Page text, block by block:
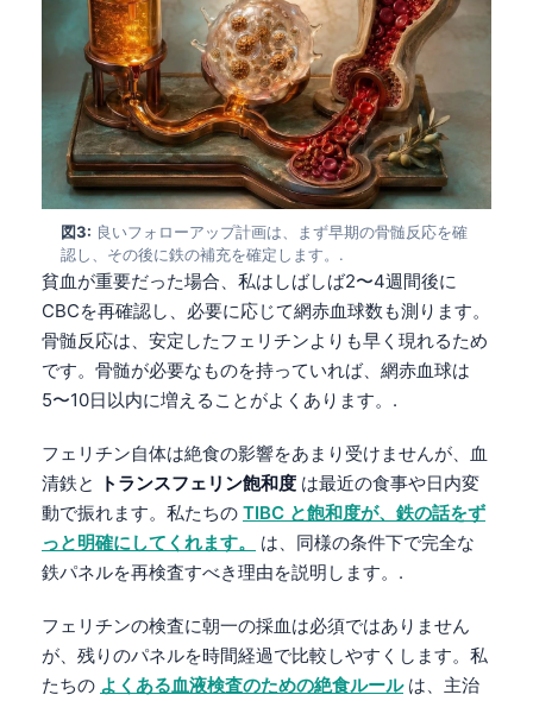
図3: 良いフォローアップ計画は、まず早期の骨髄反応を確
認し、その後に鉄の補充を確定します。.
貧血が重要だった場合、私はしばしば2〜4週間後に
CBCを再確認し、必要に応じて網赤血球数も測ります。
骨髄反応は、安定したフェリチンよりも早く現れるため
です。骨髄が必要なものを持っていれば、網赤血球は
5〜10日以内に増えることがよくあります。.
フェリチン自体は絶食の影響をあまり受けませんが、血
清鉄と
トランスフェリン飽和度 は最近の食事や日内変
動で振れます。私たちの TIBC と飽和度が、鉄の話をず
っと明確にしてくれます。
は、同様の条件下で完全な
鉄パネルを再検査すべき理由を説明します。.
フェリチンの検査に朝一の採血は必須ではありません
が、残りのパネルを時間経過で比較しやすくします。私
たちの よくある血液検査のための絶食ルールは、主治